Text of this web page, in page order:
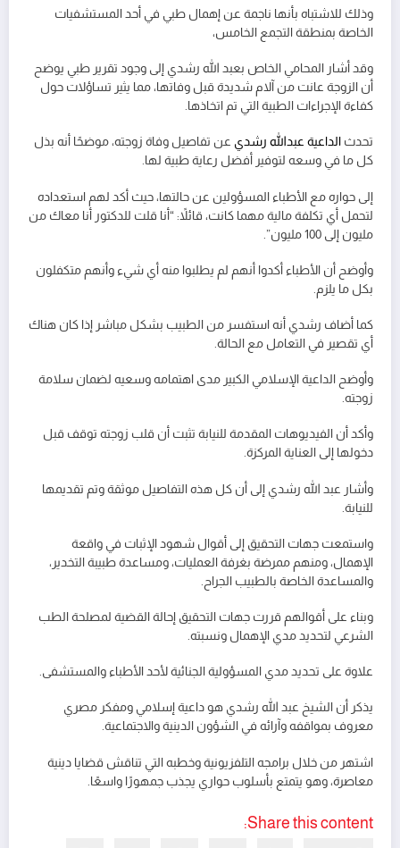
وذلك للاشتباه بأنها ناجمة عن إهمال طبي في أحد المستشفيات
الخاصة بمنطقة التجمع الخامس،
وقد أشار المحامي الخاص بعبد الله رشدي إلى وجود تقرير طبي يوضح
أن الزوجة عانت من آلام شديدة قبل وفاتها، مما يثير تساؤلات حول
كفاءة الإجراءات الطبية التي تم اتخاذها.
تحدث الداعية عبدالله رشدي عن تفاصيل وفاة زوجته، موضحًا أنه بذل
كل ما في وسعه لتوفير أفضل رعاية طبية لها.
إلى حواره مع الأطباء المسؤولين عن حالتها، حيث أكد لهم استعداده
لتحمل أي تكلفة مالية مهما كانت، قائلاً: “أنا قلت للدكتور أنا معاك من
مليون إلى 100 مليون”.
وأوضح أن الأطباء أكدوا أنهم لم يطلبوا منه أي شيء وأنهم متكفلون
بكل ما يلزم.
كما أضاف رشدي أنه استفسر من الطبيب بشكل مباشر إذا كان هناك
أي تقصير في التعامل مع الحالة.
وأوضح الداعية الإسلامي الكبير مدى اهتمامه وسعيه لضمان سلامة
زوجته.
وأكد أن الفيديوهات المقدمة للنيابة تثبت أن قلب زوجته توقف قبل
دخولها إلى العناية المركزة.
وأشار عبد الله رشدي إلى أن كل هذه التفاصيل موثقة وتم تقديمها
للنيابة.
واستمعت جهات التحقيق إلى أقوال شهود الإثبات في واقعة
الإهمال، ومنهم ممرضة بغرفة العمليات، ومساعدة طبيبة التخدير،
والمساعدة الخاصة بالطبيب الجراح.
وبناء على أقوالهم قررت جهات التحقيق إحالة القضية لمصلحة الطب
الشرعي لتحديد مدي الإهمال ونسبته.
علاوة على تحديد مدي المسؤولية الجنائية لأحد الأطباء والمستشفى.
يذكر أن الشيخ عبد الله رشدي هو داعية إسلامي ومفكر مصري
معروف بمواقفه وآرائه في الشؤون الدينية والاجتماعية.
اشتهر من خلال برامجه التلفزيونية وخطبه التي تناقش قضايا دينية
معاصرة، وهو يتمتع بأسلوب حواري يجذب جمهورًا واسعًا.
Share this content: